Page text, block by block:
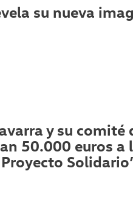
su nueva
y su comité
50.000 euros a